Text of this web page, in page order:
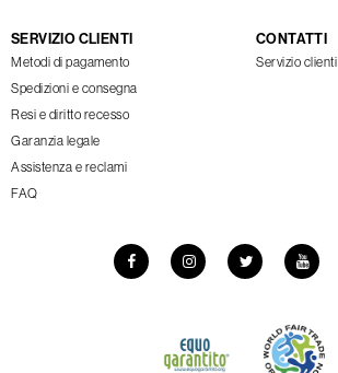
SERVIZIO CLIENTI
Metodi di pagamento
Spedizioni e consegna
Resi e diritto recesso
Garanzia legale
Assistenza e reclami
FAQ
CONTATTI
Servizio clienti